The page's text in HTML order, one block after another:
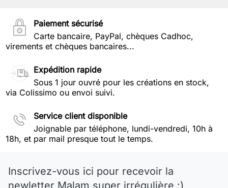
Paiement sécurisé
Carte bancaire, PayPal, chèques Cadhoc,
virements et chèques bancaires...
Expédition rapide
Sous 1 jour ouvré pour les créations en stock,
via Colissimo ou envoi suivi.
Service client disponible
Joignable par téléphone, lundi-vendredi, 10h à
18h, et par mail presque tout le temps.
Inscrivez-vous ici pour recevoir la
newletter Malam super irrégulière :)